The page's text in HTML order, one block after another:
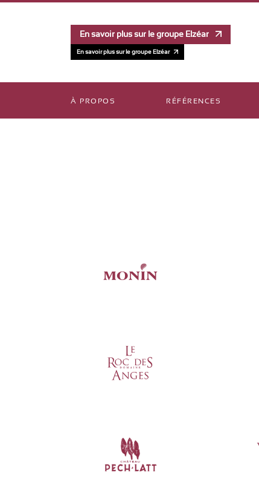
En savoir plus sur le groupe Elzéar
En savoir plus sur le groupe Elzéar
À PROPOS RÉFÉRENCES